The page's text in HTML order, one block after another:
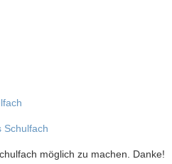
Schulfach
möglich zu machen. Danke!